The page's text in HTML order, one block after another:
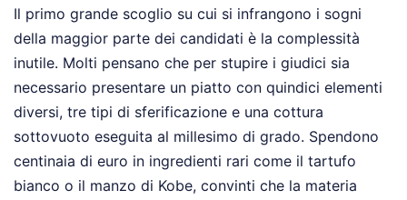
Il primo grande scoglio su cui si infrangono i sogni
della maggior parte dei candidati è la complessità
inutile. Molti pensano che per stupire i giudici sia
necessario presentare un piatto con quindici elementi
diversi, tre tipi di sferificazione e una cottura
sottovuoto eseguita al millesimo di grado. Spendono
centinaia di euro in ingredienti rari come il tartufo
bianco o il manzo di Kobe, convinti che la materia